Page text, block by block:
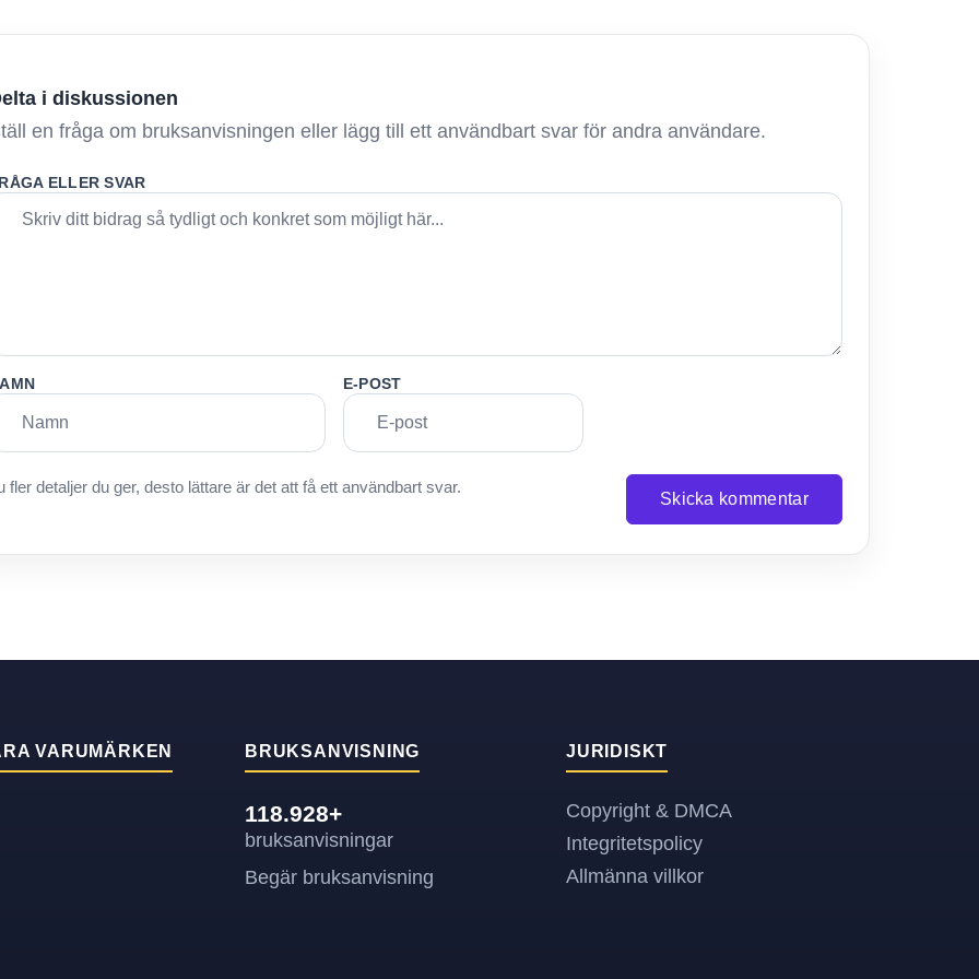
i diskussionen
en fråga om bruksanvisningen eller lägg till ett användbart svar för andra användare.
ELLER SVAR
E-POST
fler detaljer du ger, desto lättare är det att få ett användbart svar.
Skicka kommentar
VARUMÄRKEN BRUKSANVISNING
118.928+
bruksanvisningar
Begär bruksanvisning
JURIDISKT
Copyright & DMCA
Integritetspolicy
Allmänna villkor